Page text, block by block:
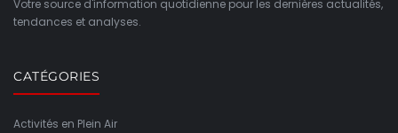
Votre source d'information quotidienne pour les dernières actualités,
tendances et analyses.
CATÉGORIES
Activités en Plein Air